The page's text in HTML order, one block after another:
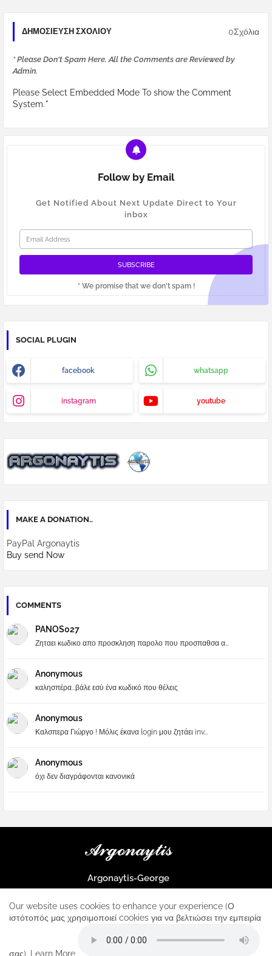
ΔΗΜΟΣΊΕΥΣΗ ΣΧΟΛΊΟΥ 0Σχόλια
* Please Don't Spam Here. All the Comments are Reviewed by
Admin.
Please Select Embedded Mode To show the Comment
System.*
Follow by Email
Get Notified About Next Update Direct to Your
inbox
* We promise that we don't spam !
SOCIAL PLUGIN
facebook whatsapp
instagram youtube
MAKE A DONATION..
PayPal Argonaytis
Buy send Now
COMMENTS
PANOS027
Ζηταει κωδικο απο προσκληση παρολο που προσπαθσα α...
Anonymous
καλησπέρα...βάλε εσύ ένα κωδικό που θέλεις
Anonymous
Καλσπερα Γιώργο ! Μόλις έκανα login μου ζητάει inv...
Anonymous
όχι δεν διαγράφονται κανονικά
Argonaytis-George
μοναδικός σταθμός για κάθε iphone
Home
Our website uses cookies to enhance your experience (Ο
ιστότοπός μας χρησιμοποιεί cookies για να βελτιώσει την εμπειρία
σας). Learn More